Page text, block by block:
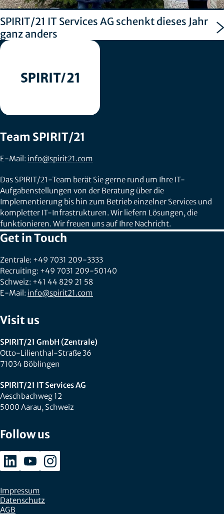
SPIRIT/21 IT Services AG schenkt dieses Jahr
ganz anders
Team SPIRIT/21
E-Mail: info@spirit21.com
Das SPIRIT/21-Team berät Sie gerne rund um Ihre IT-
Aufgabenstellungen von der Beratung über die
Implementierung bis hin zum Betrieb einzelner Services und
kompletter IT-Infrastrukturen. Wir liefern Lösungen, die
funktionieren. Wir freuen uns auf Ihre Nachricht.
Get in Touch
Zentrale: +49 7031 209-3333
Recruiting: +49 7031 209-50140
Schweiz: +41 44 829 21 58
E-Mail: info@spirit21.com
Visit us
SPIRIT/21 GmbH (Zentrale)
Otto-Lilienthal-Straße 36
71034 Böblingen
SPIRIT/21 IT Services AG
Aeschbachweg 12
5000 Aarau, Schweiz
Follow us
Impressum
Datenschutz
AGB